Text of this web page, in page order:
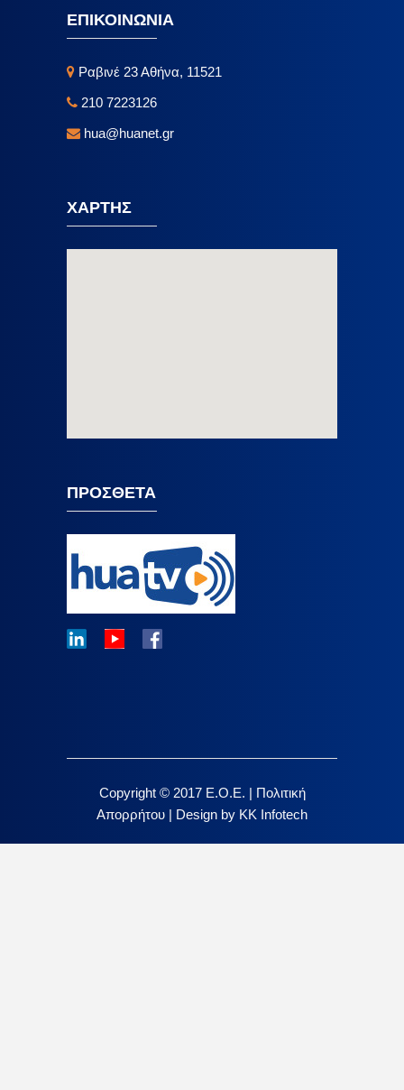
ΕΠΙΚΟΙΝΩΝΙΑ
Ραβινέ 23 Αθήνα, 11521
210 7223126
hua@huanet.gr
ΧΑΡΤΗΣ
ΠΡΟΣΘΕΤΑ
Copyright © 2017 E.O.E. | Πολιτική
Απορρήτου | Design by KK Infotech